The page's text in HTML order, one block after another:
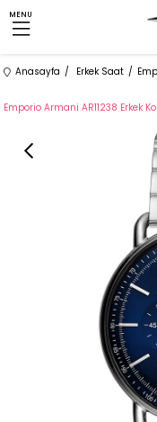
MENU
Anasayfa Erkek Saat
Emporio Armani AR11238 Erkek